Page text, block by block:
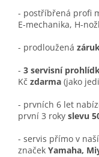
- postříbřená profi
E-mechanika, H-
- prodloužená
- 3 servisní
Kč zdarma (jako
- prvních 6 let
první 3 roky slevu
- servis přímo v
značek Yamaha,